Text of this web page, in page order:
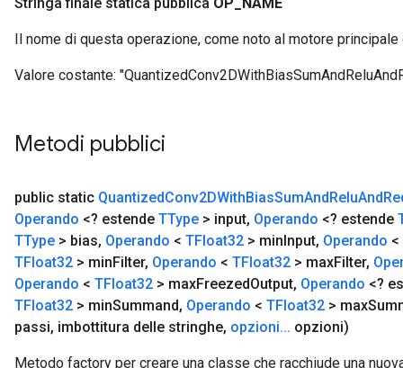
Il nome di questa operazione, come noto al motore
Valore costante:
Metodi pubblici
public static QuantizedConv2DWithBiasSumAndReluAnd
Operando <? estende TType > input, Operando <? estende
TType > bias, Operando < TFloat32 > minInput, Operando <
TFloat32 > minFilter, Operando < TFloat32 > maxFilter,
Operando < TFloat32 > maxFreezedOutput, Operando <?
TFloat32 > minSummand, Operando < TFloat32 > max
passi, imbottitura delle stringhe, opzioni... opzioni)
Metodo factory per creare una classe che racchiude una